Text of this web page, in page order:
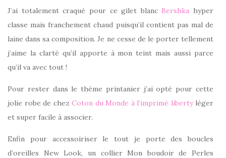
J’ai totalement craqué pour ce gilet blanc Bershka hyper
classe mais franchement chaud puisqu’il contient pas mal de
laine dans sa composition. Je ne cesse de le porter tellement
j’aime la clarté qu’il apporte à mon teint mais aussi parce
qu’il va avec tout !
Pour rester dans le thème printanier j’ai opté pour cette
jolie robe de chez Coton du Monde à l’imprimé libertyléger
et super facile à associer.
Enfin pour accessoiriser le tout je porte des boucles
d’oreilles New Look, un collier Mon boudoir de Perles